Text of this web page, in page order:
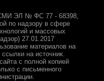
СМИ ЭЛ № ФС 77 - 68398,
по надзору в сфере
и массовых
27.01.2017
материалов на
на источник.
с полной копией
с письменного